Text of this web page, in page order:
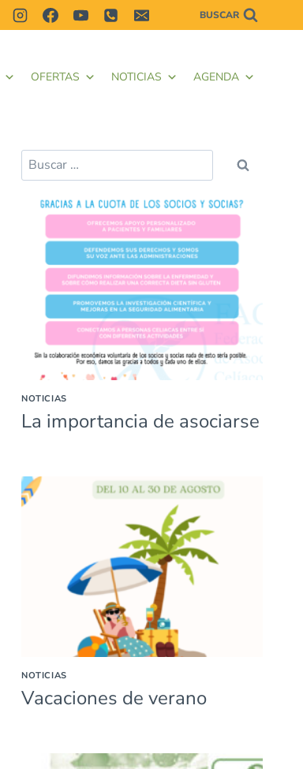
BUSCAR
OFERTAS NOTICIAS AGENDA
Buscar:
NOTICIAS
La importancia de asociarse
NOTICIAS
Vacaciones de verano